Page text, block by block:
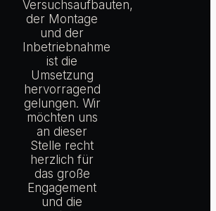
Versuchsaufbauten,
der Montage
und der
Inbetriebnahme
ist die
Umsetzung
hervorragend
gelungen. Wir
möchten uns
an dieser
Stelle recht
herzlich für
das große
Engagement
und die